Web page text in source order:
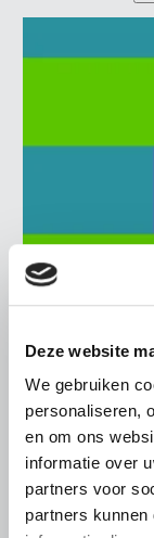
Deze website
We gebruiken
personaliseren,
en om ons
informatie over
partners voor
partners
6 AUGUSTUS
LTO sluit
ZLTO, LLTB,